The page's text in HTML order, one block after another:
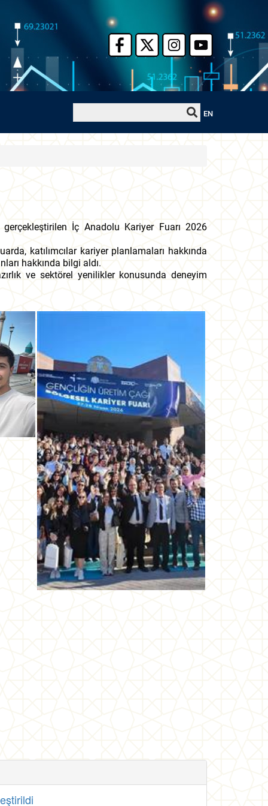
EN
İç Anadolu Kariyer Fuarı 2026
katılımcılar kariyer planlamaları hakkında
hakkında bilgi aldı.
ve sektörel yenilikler konusunda deneyim